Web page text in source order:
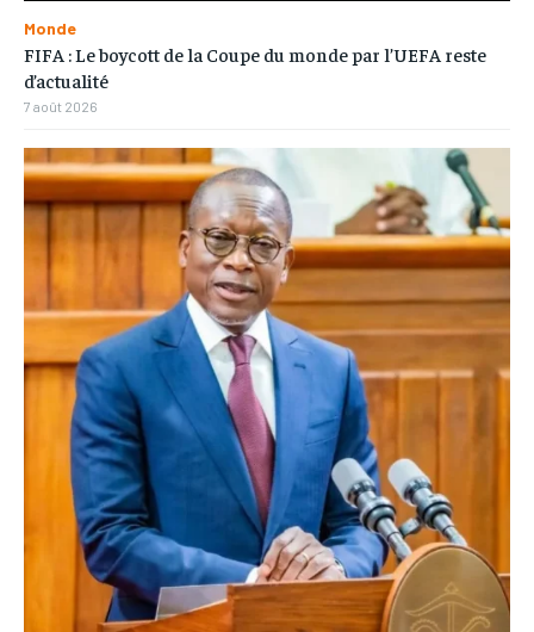
Monde
FIFA : Le boycott de la Coupe du monde par l’UEFA reste
d’actualité
7 août 2026